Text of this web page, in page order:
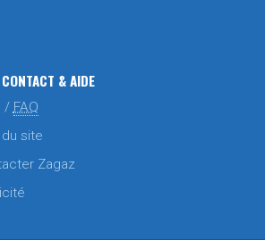
CONTACT & AIDE
/ FAQ
du site
Zagaz